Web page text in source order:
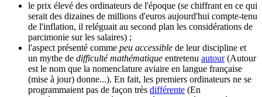
le prix élevé des ordinateurs de l'époque (se chiffrant en ce qui
serait des dizaines de millions d'euros aujourd'hui compte-tenu
de l'inflation, il reléguait au second plan les considérations de
parcimonie sur les salaires) ;
l'aspect présenté comme peu accessible de leur discipline et
un mythe de difficulté mathématique entretenu autour(Autour
est le nom que la nomenclature aviaire en langue française
(mise à jour) donne...). En fait, les premiers ordinateurs ne se
programmaient pas de façon très différente (En